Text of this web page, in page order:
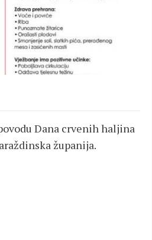
Dana crvenih haljina
županija.